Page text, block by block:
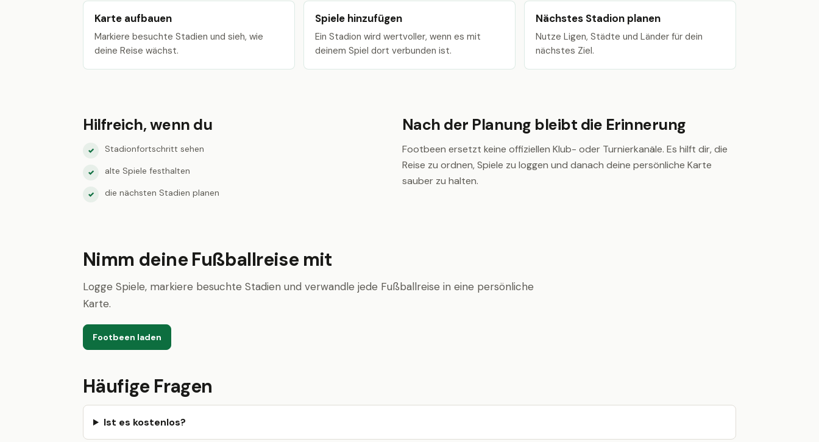
Karte aufbauen
Markiere besuchte Stadien und sieh, wie
deine Reise wächst.
Spiele hinzufügen
Ein Stadion wird wertvoller, wenn es mit
deinem Spiel dort verbunden ist.
Nächstes Stadion planen
Nutze Ligen, Städte und Länder für dein
nächstes Ziel.
Hilfreich, wenn du
✓ Stadionfortschritt sehen
✓ alte Spiele festhalten
✓ die nächsten Stadien planen
Nach der Planung bleibt die Erinnerung
Footbeen ersetzt keine offiziellen Klub- oder Turnierkanäle. Es hilft dir, die
Reise zu ordnen, Spiele zu loggen und danach deine persönliche Karte
sauber zu halten.
Nimm deine Fußballreise mit
Logge Spiele, markiere besuchte Stadien und verwandle jede Fußballreise in eine persönliche
Karte.
Footbeen laden
Häufige Fragen
Ist es kostenlos?